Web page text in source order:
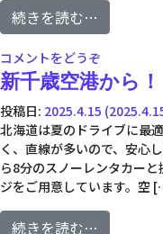
続きを読む…
コメントをどうぞ
新千歳空港から
投稿日: 2025.4.15
北海道は夏のドライブに最
く、直線が多いので、安心
ら8分のスノーレンタカー
ジをご用意しています。空
続きを読む…